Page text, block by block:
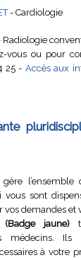
- Cardiologie
Radiologie
vous ou pour
25 - Accès aux
l’ensemble
vous sont
demandes et
(Badge jaune)
médecins. Ils
à votre